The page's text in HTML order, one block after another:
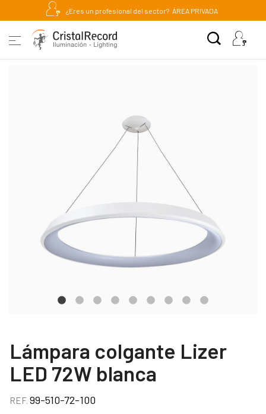
¿Eres un profesional del sector? ÁREA PRIVADA
Lámpara colgante Lizer
LED 72W blanca
REF. 99-510-72-100